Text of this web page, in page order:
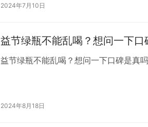
2024年7月10日
益节绿瓶不能乱喝？想问一下口
益节绿瓶不能乱喝？想问一下口碑是真
2024年8月18日